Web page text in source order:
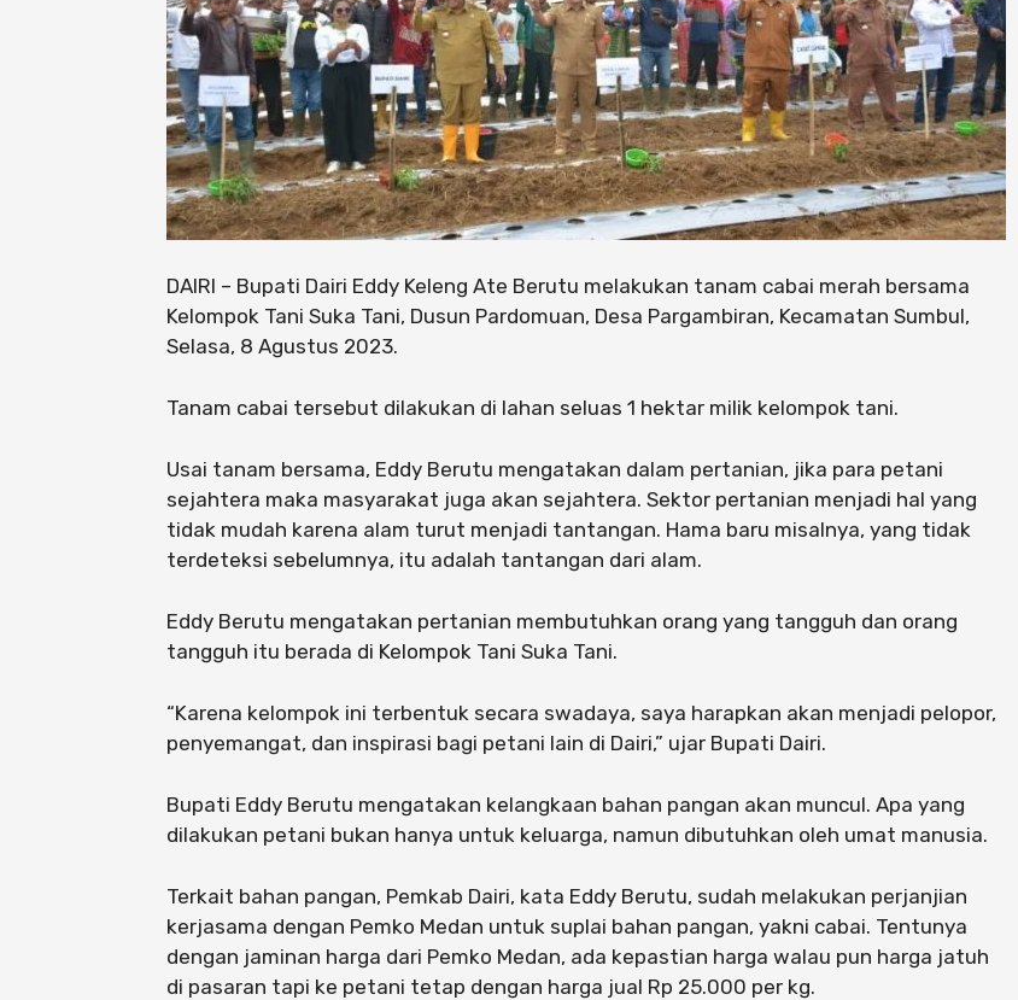
DAIRI – Bupati Dairi Eddy Keleng Ate Berutu melakukan tanam cabai merah bersama
Kelompok Tani Suka Tani, Dusun Pardomuan, Desa Pargambiran, Kecamatan Sumbul,
Selasa, 8 Agustus 2023.
Tanam cabai tersebut dilakukan di lahan seluas 1 hektar milik kelompok tani.
Usai tanam bersama, Eddy Berutu mengatakan dalam pertanian, jika para petani
sejahtera maka masyarakat juga akan sejahtera. Sektor pertanian menjadi hal yang
tidak mudah karena alam turut menjadi tantangan. Hama baru misalnya, yang tidak
terdeteksi sebelumnya, itu adalah tantangan dari alam.
Eddy Berutu mengatakan pertanian membutuhkan orang yang tangguh dan orang
tangguh itu berada di Kelompok Tani Suka Tani.
“Karena kelompok ini terbentuk secara swadaya, saya harapkan akan menjadi pelopor,
penyemangat, dan inspirasi bagi petani lain di Dairi,” ujar Bupati Dairi.
Bupati Eddy Berutu mengatakan kelangkaan bahan pangan akan muncul. Apa yang
dilakukan petani bukan hanya untuk keluarga, namun dibutuhkan oleh umat manusia.
Terkait bahan pangan, Pemkab Dairi, kata Eddy Berutu, sudah melakukan perjanjian
kerjasama dengan Pemko Medan untuk suplai bahan pangan, yakni cabai. Tentunya
dengan jaminan harga dari Pemko Medan, ada kepastian harga walau pun harga jatuh
di pasaran tapi ke petani tetap dengan harga jual Rp 25.000 per kg.